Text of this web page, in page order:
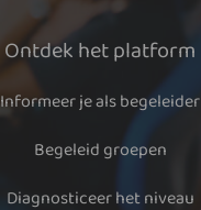
Ontdek het platform
Informeer je als begeleider
Begeleid groepen
Diagnosticeer het niveau